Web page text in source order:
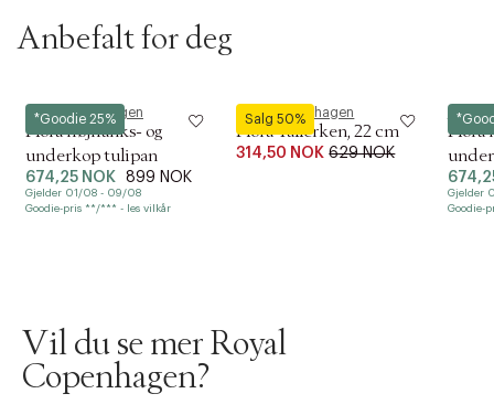
Anbefalt for deg
*Goodie 25%
Royal Copenhagen
Flora højhanks- og
underkop tulipan
674,25 NOK 899 NOK
Gjelder 01/08 - 09/08
Goodie-pris **/*** - les vilkår
Salg 50%
Royal Copenhagen
Flora Tallerken, 22 cm
314,50 NOK 629 NOK
Royal
Flora
Gjelder
Goodie-
Vil du se mer Royal
Copenhagen?